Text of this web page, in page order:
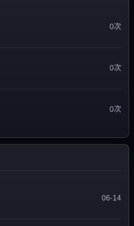
0次
0次
0次
06-14